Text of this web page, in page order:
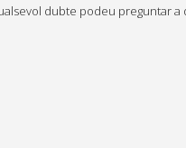
dubte podeu preguntar